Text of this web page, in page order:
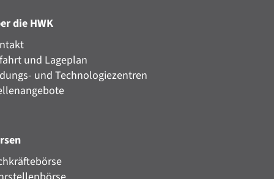
die HWK
und Lageplan
und Technologiezentren